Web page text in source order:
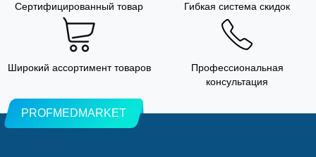
Сертифицированный товар Гибкая система скидок
Широкий ассортимент товаров
Профессиональная
консультация
PROFMEDMARKET